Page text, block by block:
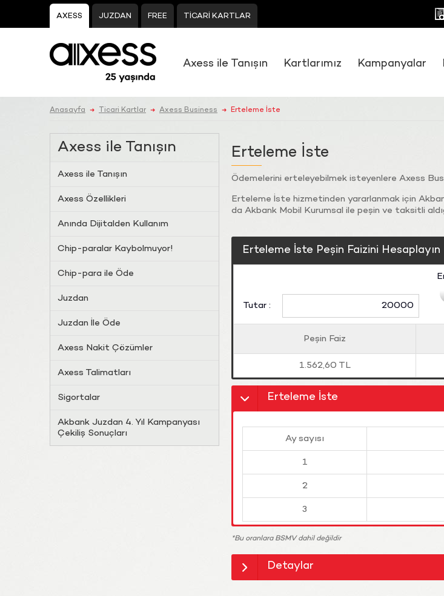
AXESS JUZDAN FREE TİCARİ KARTLAR
Axess ile Tanışın Kartlarımız Kampanyalar
Anasayfa ➜ Ticari Kartlar ➜ Axess Business ➜ Erteleme İste
Axess ile Tanışın
Axess ile Tanışın
Axess Özellikleri
Anında Dijitalden Kullanım
Chip-paralar Kaybolmuyor!
Chip-para ile Öde
Juzdan
Juzdan İle Öde
Axess Nakit Çözümler
Axess Talimatları
Sigortalar
Akbank Juzdan 4. Yıl Kampanyası
Çekiliş Sonuçları
Erteleme İste
Ödemelerini erteleyebilmek isteyenlere Axess
Erteleme İste hizmetinden yararlanmak için
da Akbank Mobil Kurumsal ile peşin ve taksitli
Erteleme İste Peşin Faizini Hesaplayın
Tutar :
Peşin Faiz
1.562,60 TL
Erteleme İste
Ay sayısı
1
2
3
*Bu oranlara BSMV dahil değildir
Detaylar